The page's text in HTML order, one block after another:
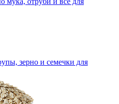
зерно и семечки для